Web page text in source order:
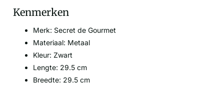
Kenmerken
Merk: Secret de Gourmet
Materiaal: Metaal
Kleur: Zwart
Lengte: 29.5 cm
Breedte: 29.5 cm